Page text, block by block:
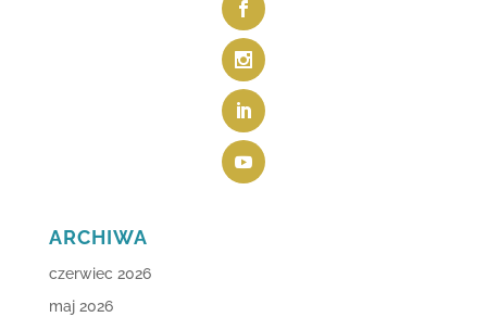
ARCHIWA
czerwiec 2026
maj 2026